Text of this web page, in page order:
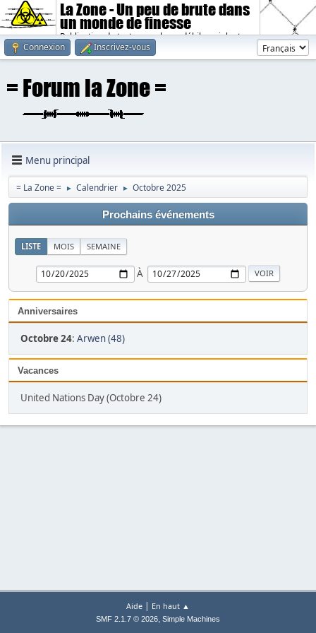
La Zone - Un peu de brute dans
un monde de finesse
Publication de textes sombres, débiles, violents.
Connexion
Inscrivez-vous
Menu principal
= La Zone = ► Calendrier ► Octobre 2025
Prochains événements
LISTE MOIS SEMAINE
À
Anniversaires
Octobre 24: Arwen (48)
Vacances
United Nations Day (Octobre 24)
Aide | En haut ▲
SMF 2.1.7 © 2026, Simple Machines